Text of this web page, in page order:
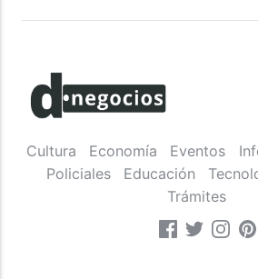
Cultura Economía Eventos
Policiales
Educación
Trámites